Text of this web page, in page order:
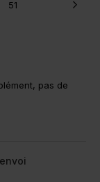
51
pas de